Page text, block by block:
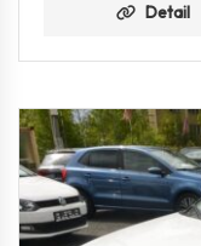
Detail